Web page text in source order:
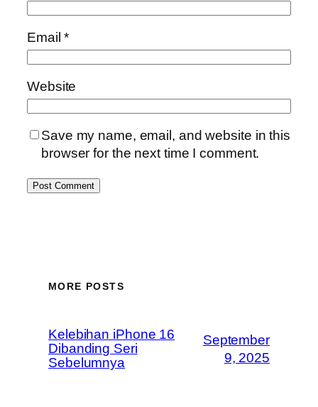
Email*
Website
Save my name, email, and website in this
browser for the next time I comment.
MORE POSTS
Kelebihan iPhone 16
Dibanding Seri
Sebelumnya
September
9, 2025